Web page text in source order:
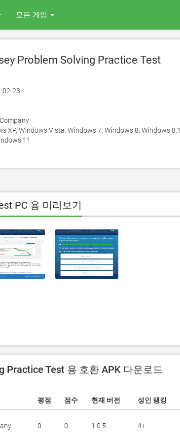
모든 게임
Problem Solving Practice Test
02-23
XP, Windows Vista, Windows 7, Windows 8, Windows 8.1
11
PC 용 미리보기
Practice Test 용 호환 APK 다운로드
평점 점수 현재 버전 성인 랭킹
0 0 1.0.5 4+